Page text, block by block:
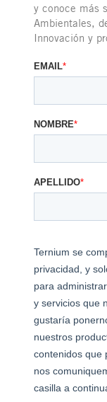
y conoce más
Ambientales,
Innovación y